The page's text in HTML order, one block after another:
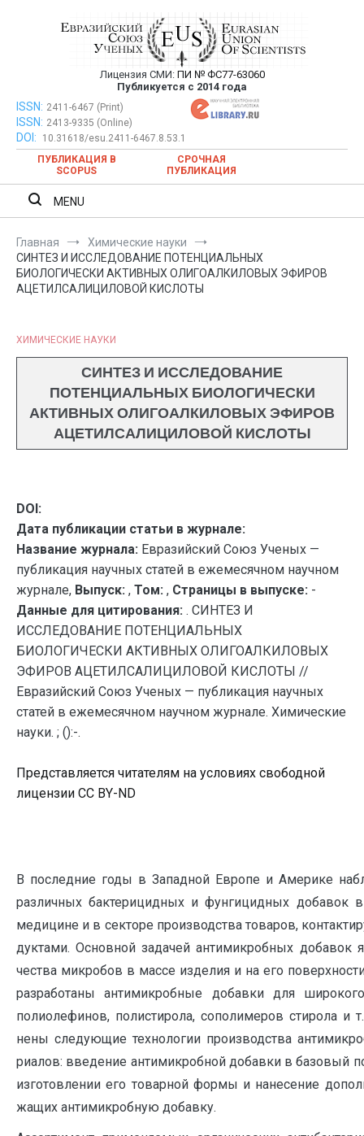
Евразийский Союз Ученых —
публикация научных статей в
ежемесячном научном журнале
Лицензия СМИ: ПИ № ФС77-63060
Публикуется с 2014 года
Евразийский Союз Ученых — публикация научных статей в
ежемесячном научном журнале
ISSN: 2411-6467 (Print)
ISSN: 2413-9335 (Online)
DOI:
10.31618/esu.2411-6467.8.53.1
ПУБЛИКАЦИЯ В
SCOPUS
СРОЧНАЯ
ПУБЛИКАЦИЯ
MENU
Главная
Химические науки
СИНТЕЗ И ИССЛЕДОВАНИЕ ПОТЕНЦИАЛЬНЫХ
БИОЛОГИЧЕСКИ АКТИВНЫХ ОЛИГОАЛКИЛОВЫХ ЭФИРОВ
АЦЕТИЛСАЛИЦИЛОВОЙ КИСЛОТЫ
ХИМИЧЕСКИЕ НАУКИ
СИНТЕЗ И ИССЛЕДОВАНИЕ
ПОТЕНЦИАЛЬНЫХ БИОЛОГИЧЕСКИ
АКТИВНЫХ ОЛИГОАЛКИЛОВЫХ ЭФИРОВ
АЦЕТИЛСАЛИЦИЛОВОЙ КИСЛОТЫ
DOI:
Дата публикации статьи в журнале:
Название журнала: Евразийский Союз Ученых —
публикация научных статей в ежемесячном научном
журнале, Выпуск: , Том: , Страницы в выпуске: -
Данные для цитирования: . СИНТЕЗ И
ИССЛЕДОВАНИЕ ПОТЕНЦИАЛЬНЫХ
БИОЛОГИЧЕСКИ АКТИВНЫХ ОЛИГОАЛКИЛОВЫХ
ЭФИРОВ АЦЕТИЛСАЛИЦИЛОВОЙ КИСЛОТЫ //
Евразийский Союз Ученых — публикация научных
статей в ежемесячном научном журнале. Химические
науки. ; ():-.
Представляется читателям на условиях свободной
лицензии CC BY-ND
В последние годы в Западной Европе и Америке
различ­ных бaктерицидных и фунгицидных добавок
медицине и в секторе производства товаров,
дуктами. Основной задачей анти­микробных добавок
чества микробов в массе изделия и на его
разработаны антимикробные добавки для
полиолефинов, полистирола, сополимеров стирола и
нены следующие технологии производства
риалов: введение антимикробной добавки в базовый
изготовлении его товарной формы и нанесение
жащих антимикробную добавку.